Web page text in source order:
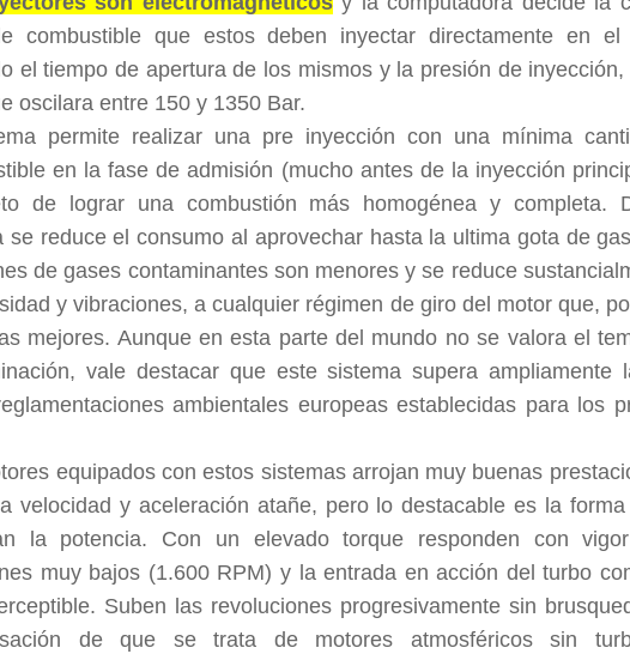
combustible que estos deben inyectar directamente en el
el tiempo de apertura de los mismos y la presión de inyección,
oscilara entre 150 y 1350 Bar.
permite realizar una pre inyección con una mínima
en la fase de admisión (mucho antes de la inyección
de lograr una combustión más homogénea y completa.
se reduce el consumo al aprovechar hasta la ultima gota de
de gases contaminantes son menores y se reduce
y vibraciones, a cualquier régimen de giro del motor que,
mejores. Aunque en esta parte del mundo no se valora el
vale destacar que este sistema supera ampliamente
ambientales europeas establecidas para los
equipados con estos sistemas arrojan muy buenas
velocidad y aceleración atañe, pero lo destacable es la
la potencia. Con un elevado torque responden con
muy bajos (1.600 RPM) y la entrada en acción del turbo
Suben las revoluciones progresivamente sin
de que se trata de motores atmosféricos sin